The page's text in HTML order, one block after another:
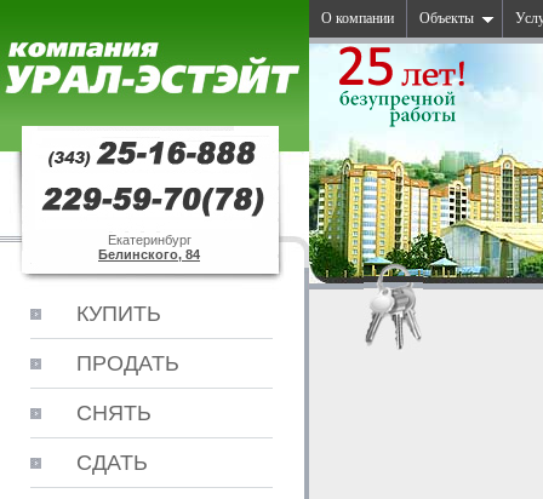
Екатеринбург
Белинского, 84
КУПИТЬ
ПРОДАТЬ
СНЯТЬ
СДАТЬ
О компании Объекты